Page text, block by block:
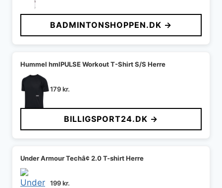
BADMINTONSHOPPEN.DK →
Hummel hmlPULSE Workout T-Shirt S/S Herre
179kr.
BILLIGSPORT24.DK →
Under Armour Techâ¢ 2.0 T-shirt Herre
199kr.